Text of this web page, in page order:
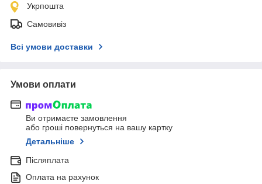
Укрпошта
Самовивіз
Всі умови доставки
Умови оплати
Ви отримаєте замовлення
або гроші повернуться на вашу картку
Детальніше
Післяплата
Оплата на рахунок